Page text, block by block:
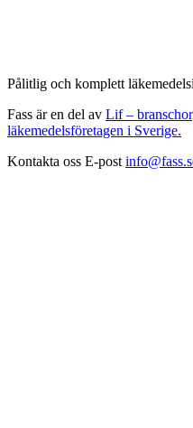
Pålitlig och komplett
Fass är en del av Lif –
läkemedelsföretagen i Sverige.
Kontakta oss E-post